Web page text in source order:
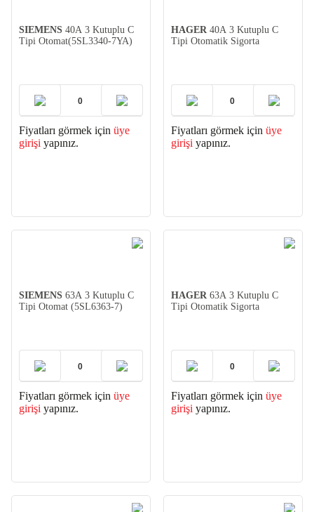
SIEMENS 40A 3 Kutuplu C
Tipi Otomat(5SL3340-7YA)
Fiyatları görmek için üye
girişi yapınız.
HAGER 40A 3 Kutuplu C
Tipi Otomatik Sigorta
Fiyatları görmek için üye
girişi yapınız.
SIEMENS 63A 3 Kutuplu C
Tipi Otomat (5SL6363-7)
Fiyatları görmek için üye
girişi yapınız.
HAGER 63A 3 Kutuplu C
Tipi Otomatik Sigorta
Fiyatları görmek için üye
girişi yapınız.